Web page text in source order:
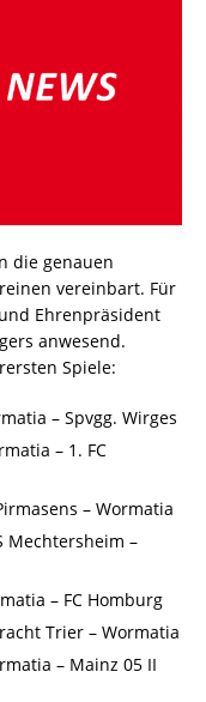
die genauen
vereinbart. Für
Ehrenpräsident
anwesend.
Spiele:
– Spvgg. Wirges
– 1. FC
– Wormatia
–
– FC Homburg
Trier – Wormatia
– Mainz 05 II